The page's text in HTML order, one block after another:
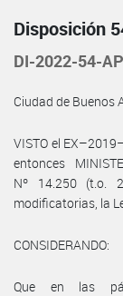
Disposición
DI-2022-54-
Ciudad de Buenos
VISTO el
entonces
Nº 14.250 (t.o.
modificatorias, la
CONSIDERANDO:
Que en las